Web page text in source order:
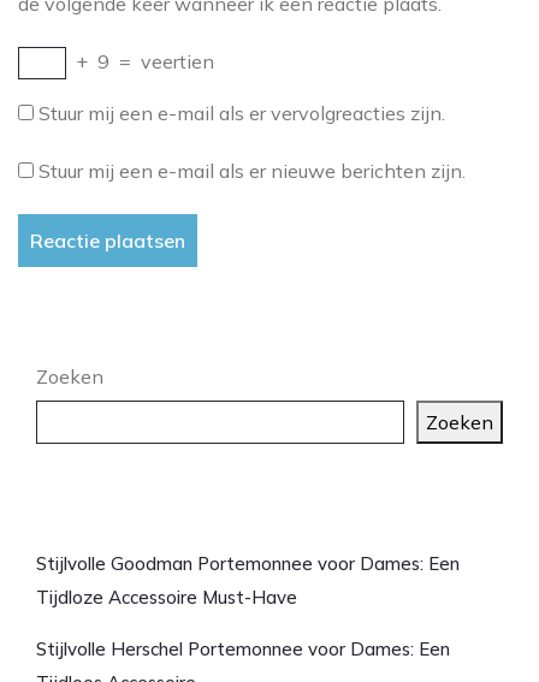
+ 9 = veertien
Stuur mij een e-mail als er vervolgreacties zijn.
Stuur mij een e-mail als er nieuwe berichten zijn.
Zoeken
Zoeken
Stijlvolle Goodman Portemonnee voor Dames: Een
Tijdloze Accessoire Must-Have
Stijlvolle Herschel Portemonnee voor Dames: Een